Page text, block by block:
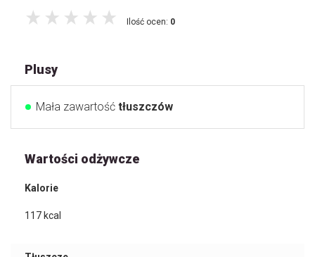
Ilość ocen: 0
Plusy
Mała zawartość tłuszczów
Wartości odżywcze
Kalorie
117 kcal